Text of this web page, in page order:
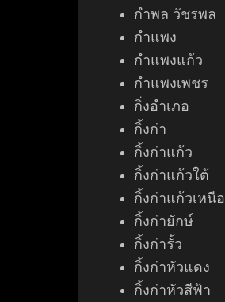
กำพล วัชรพล
กำแพง
กำแพงแก้ว
กำแพงเพชร
กิ่งอำเภอ
กิ้งก่า
กิ้งก่าแก้ว
กิ้งก่าแก้วใต้
กิ้งก่าแก้วเหนือ
กิ้งก่ายักษ์
กิ้งก่ารั้ว
กิ้งก่าหัวแดง
กิ้งก่าหัวสีฟ้า